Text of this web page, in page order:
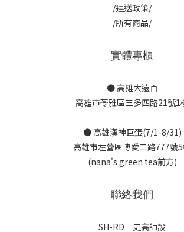
/運送政策/
/所有商品/
實體專櫃
● 高雄大遠百
高雄市苓雅區三多四路21號1
● 高雄漢神巨蛋(7/1-8/31)
高雄市左營區博愛二路777號
(nana's green tea前方)
聯絡我們
SH-RD｜史高師設